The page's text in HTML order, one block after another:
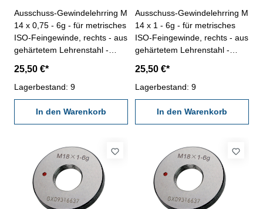
Ausschuss-Gewindelehrring M
14 x 0,75 - 6g - für metrisches
ISO-Feingewinde, rechts - aus
gehärtetem Lehrenstahl -
14 x 0,75
25,50 €*
Lagerbestand: 9
In den Warenkorb
Ausschuss-Gewindelehrring M
14 x 1 - 6g - für metrisches
ISO-Feingewinde, rechts - aus
gehärtetem Lehrenstahl -
14 x 1
25,50 €*
Lagerbestand: 9
In den Warenkorb